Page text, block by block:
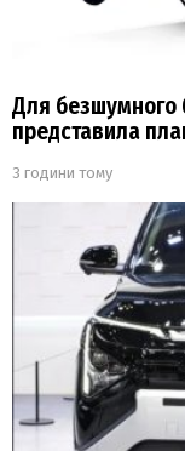
Для безшумного
представила
3 години тому